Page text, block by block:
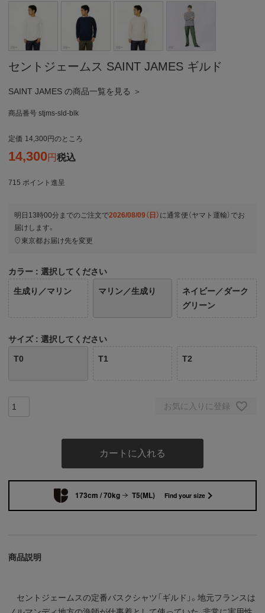
セントジェームス SAINT JAMES ギルド
SAINT JAMES の商品一覧を見る ＞
商品番号 stjms-sld-blk
定価 14,300 のところ
14,300 税込
715 ポイント進呈
明日 13時00分 までのご注文で2026/08/09（日） に通常便（ヤマト運輸） でお
届けします。
東京都お届け先を変更
カラー 選択してください
生成り／マリン マリン／生成り
ネイビー／ダーク
グリーン
サイズ 選択してください
T0 T1 T2
お気に入りに登録
カートに入れる
173cm / 70kg T5(ML) Find your size
商品説明
セントジェームスの定番バスクシャツ「ギルド」。地元フランスは